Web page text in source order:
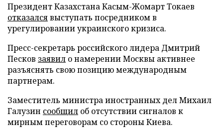
Президент Казахстана Касым-Жомарт Токаев
отказалсявыступать посредником в
урегулировании украинского кризиса.
Пресс-секретарь российского лидера Дмитрий
Песков заявил о намерении Москвы активнее
разъяснять свою позицию международным
партнерам.
Заместитель министра иностранных дел Михаил
Галузин сообщил об отсутствии сигналов к
мирным переговорам со стороны Киева.